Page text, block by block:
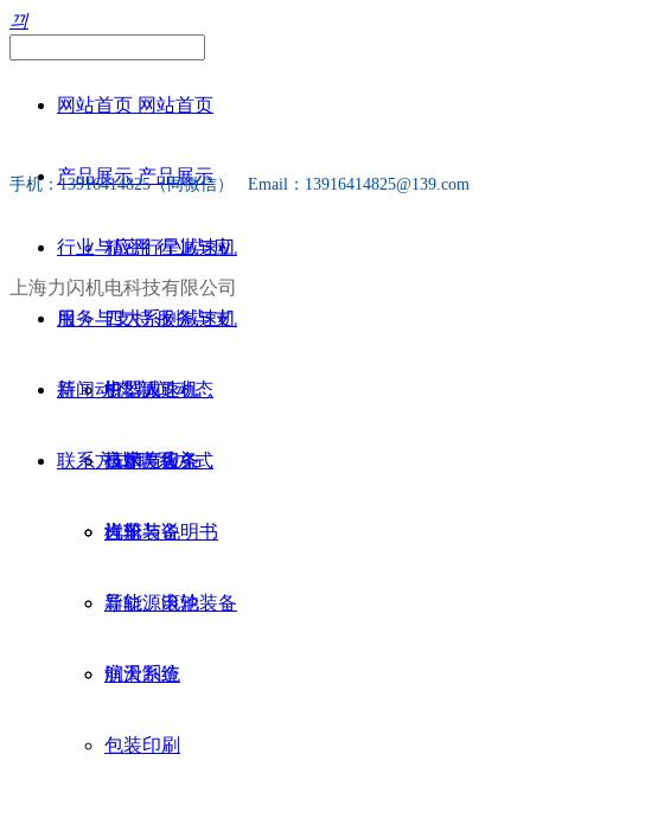
끠
网站首页 网站首页
产品展示 产品展示
精密行星减速机
四大系列减速机
中型减速机
高精度齿条
齿轮
导轨、滚轮
润滑系统
行业与应用 行业与应
用
机器人
机床
汽车装备
新能源电池装备
航天制造
包装印刷
服务与支持 服务与支
持
技术与服务
样册与说明书
新闻动态 新闻动态
联系方式 联系方式
手机：13916414825（同微信） Email：13916414825@139.com
上海力闪机电科技有限公司